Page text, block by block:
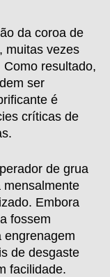
da coroa de
muitas vezes
resultado,
ser
é
críticas de
de grua
mensalmente
Embora
fossem
engrenagem
de desgaste
facilidade.